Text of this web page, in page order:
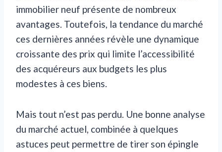
immobilier neuf présente de nombreux
avantages. Toutefois, la tendance du marché
ces dernières années révèle une dynamique
croissante des prix qui limite l’accessibilité
des acquéreurs aux budgets les plus
modestes à ces biens.
Mais tout n’est pas perdu. Une bonne analyse
du marché actuel, combinée à quelques
astuces peut permettre de tirer son épingle